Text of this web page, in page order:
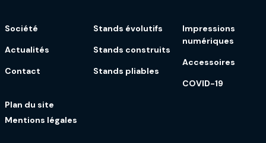
Société
Actualités
Contact
Stands évolutifs
Stands construits
Stands pliables
Impressions
numériques
Accessoires
COVID-19
Plan du site
Mentions légales